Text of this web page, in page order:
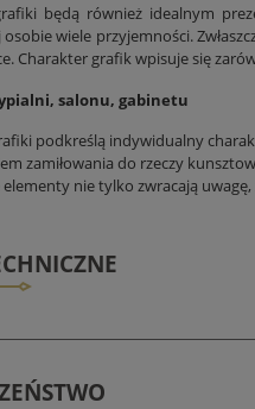
będą również idealnym
wiele przyjemności.
Charakter grafik wpisuje się
salonu, gabinetu
podkreślą indywidualny
zamiłowania do rzeczy
elementy nie tylko zwracają